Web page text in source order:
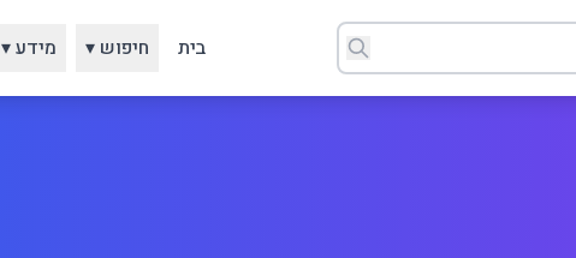
בית חיפוש ▾ מידע ▾